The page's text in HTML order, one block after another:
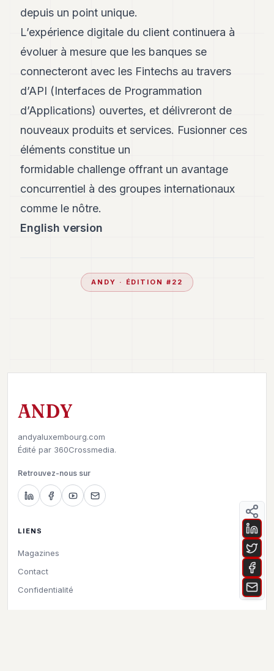
depuis un point unique.
L’expérience digitale du client continuera à
évoluer à mesure que les banques se
connecteront avec les Fintechs au travers
d’API (Interfaces de Programmation
d’Applications) ouvertes, et délivreront de
nouveaux produits et services. Fusionner ces
éléments constitue un
formidable challenge offrant un avantage
concurrentiel à des groupes internationaux
comme le nôtre.
English version
ANDY · ÉDITION # 22
ANDY
andyaluxembourg.com
Édité par 360Crossmedia.
Retrouvez-nous sur
LIENS
Magazines
Contact
Confidentialité